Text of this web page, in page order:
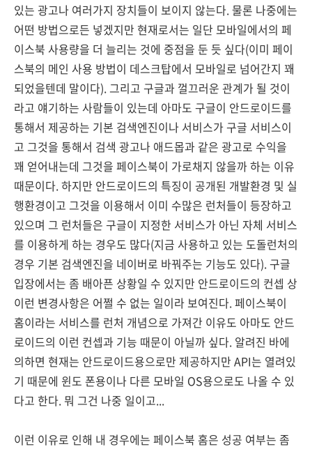
있는 광고나 여러가지 장치들이 보이지 않는다. 물론 나중에는
어떤 방법으로든 넣겠지만 현재로서는 일단 모바일에서의 페
이스북 사용량을 더 늘리는 것에 중점을 둔 듯 싶다(이미 페이
스북의 메인 사용 방법이 데스크탑에서 모바일로 넘어간지 꽤
되었을텐데 말이다). 그리고 구글과 껄끄러운 관계가 될 것이
라고 얘기하는 사람들이 있는데 아마도 구글이 안드로이드를
통해서 제공하는 기본 검색엔진이나 서비스가 구글 서비스이
고 그것을 통해서 검색 광고나 애드몹과 같은 광고로 수익을
꽤 얻어내는데 그것을 페이스북이 가로채지 않을까 하는 이유
때문이다. 하지만 안드로이드의 특징이 공개된 개발환경 및 실
행환경이고 그것을 이용해서 이미 수많은 런처들이 등장하고
있으며 그 런처들은 구글이 지정한 서비스가 아닌 자체 서비스
를 이용하게 하는 경우도 많다(지금 사용하고 있는 도돌런처의
경우 기본 검색엔진을 네이버로 바꿔주는 기능도 있다). 구글
입장에서는 좀 배아픈 상황일 수 있지만 안드로이드의 컨셉 상
이런 변경사항은 어쩔 수 없는 일이라 보여진다. 페이스북이
홈이라는 서비스를 런처 개념으로 가져간 이유도 아마도 안드
로이드의 이런 컨셉과 기능 때문이 아닐까 싶다. 알려진 바에
의하면 현재는 안드로이드용으로만 제공하지만 API는 열려있
기 때문에 윈도 폰용이나 다른 모바일 OS용으로도 나올 수 있
다고 한다. 뭐 그건 나중 일이고...
이런 이유로 인해 내 경우에는 페이스북 홈은 성공 여부는 좀